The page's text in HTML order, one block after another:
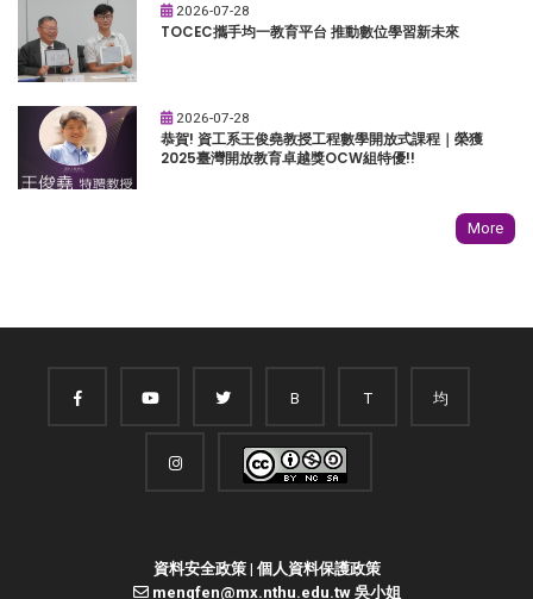
2026-07-28
TOCEC攜手均一教育平台 推動數位學習新未來
2026-07-28
恭賀! 資工系王俊堯教授工程數學開放式課程｜榮獲
2025臺灣開放教育卓越獎OCW組特優!!
More
B T 均
資料安全政策| 個人資料保護政策
mengfen@mx.nthu.edu.tw 吳小姐